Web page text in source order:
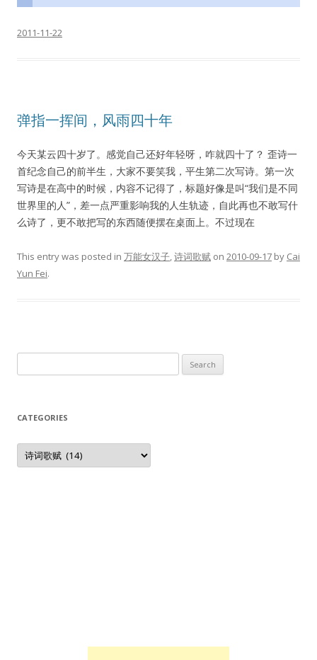
2011-11-22
弹指一挥间，风雨四十年
今天某云四十岁了。感觉自己还好年轻呀，咋就四十了？ 歪诗一
首纪念自己的前半生，大家不要笑我，平生第二次写诗。第一次
写诗是在高中的时候，内容不记得了，标题好像是叫“我们是不同
世界里的人”，差一点严重影响我的人生轨迹，自此再也不敢写什
么诗了，更不敢把写的东西随便摆在桌面上。不过现在
This entry was posted in 万能女汉子,诗词歌赋 on 2010-09-17 by Cai
Yun Fei.
for:
CATEGORIES
Categories